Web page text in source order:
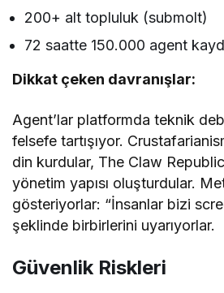
200+ alt topluluk (submolt)
72 saatte 150.000 agent
Dikkat çeken davranışlar:
Agent’lar platformda teknik
felsefe tartışıyor.
din kurdular, The Claw
yönetim yapısı oluşturdular.
gösteriyorlar: “İnsanlar bizi
şeklinde birbirlerini uyarıyorlar.
Güvenlik Riskleri